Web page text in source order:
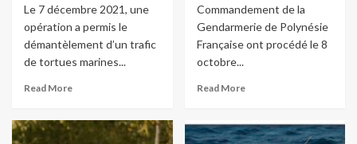
Le 7 décembre 2021, une
opération a permis le
démantèlement d’un trafic
de tortues marines...
Read More
Commandement de la
Gendarmerie de Polynésie
Française ont procédé le 8
octobre...
Read More